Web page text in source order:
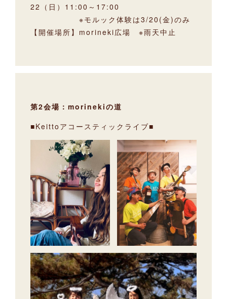
22（日）11:00～17:00
※モルック体験は3/20(金)のみ
【開催場所】morineki広場 ※雨天中止
第2会場：morinekiの道
■Keittoアコースティックライブ■